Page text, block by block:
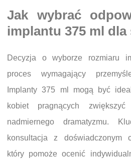
Jak wybrać
implantu 375 ml dla
Decyzja o wyborze rozmiaru
proces wymagający
Implanty 375 ml mogą być
kobiet pragnących
nadmiernego dramatyzmu.
konsultacja z doświadczonym
który pomoże ocenić